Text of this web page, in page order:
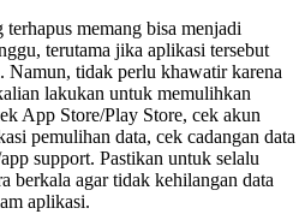
memang bisa menjadi
terutama jika aplikasi tersebut
Namun, tidak perlu khawatir karena
lakukan untuk memulihkan
App Store/Play Store, cek akun
pemulihan data, cek cadangan data
support. Pastikan untuk selalu
berkala agar tidak kehilangan data
aplikasi.